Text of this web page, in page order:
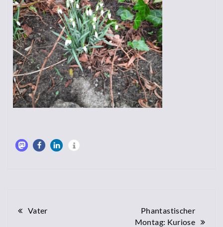
Beitragsnavigation
Vater
Phantastischer
Montag: Kuriose